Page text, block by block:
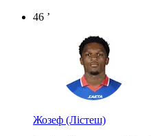
46 ’
Жозеф (Лістеш)